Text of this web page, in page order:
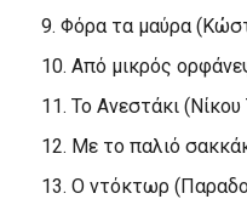
9. Φόρα τα μαύρα
10. Από μικρός
11. Το Ανεστάκι
12. Με το παλιό
13. Ο ντόκτωρ